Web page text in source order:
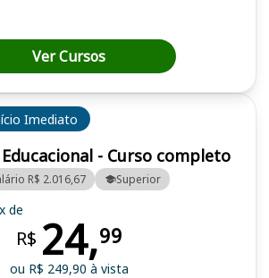
Imediato
- Curso completo
R$ 2.016,67 Superior
de
R$ 24,99
ou R$ 249,90 à vista
Ver Cursos